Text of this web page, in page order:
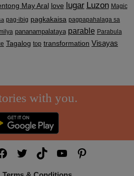
May Aral love lugar Luzon Magic
pag-ibig pagkakaisa pagpapahalaga sa
pananampalataya parable Parabula
Tagalog top transformation Visayas
with you.
Facebook
Twitter TikTok YouTube